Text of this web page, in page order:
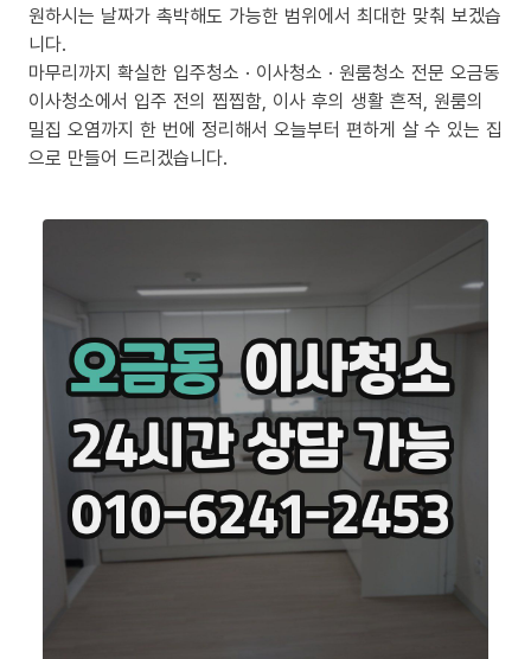
원하시는 날짜가 촉박해도 가능한 범위에서 최대한 맞춰 보겠습
니다.
마무리까지 확실한 입주청소 · 이사청소 · 원룸청소 전문 오금동
이사청소에서 입주 전의 찝찝함, 이사 후의 생활 흔적, 원룸의
밀집 오염까지 한 번에 정리해서 오늘부터 편하게 살 수 있는 집
으로 만들어 드리겠습니다.